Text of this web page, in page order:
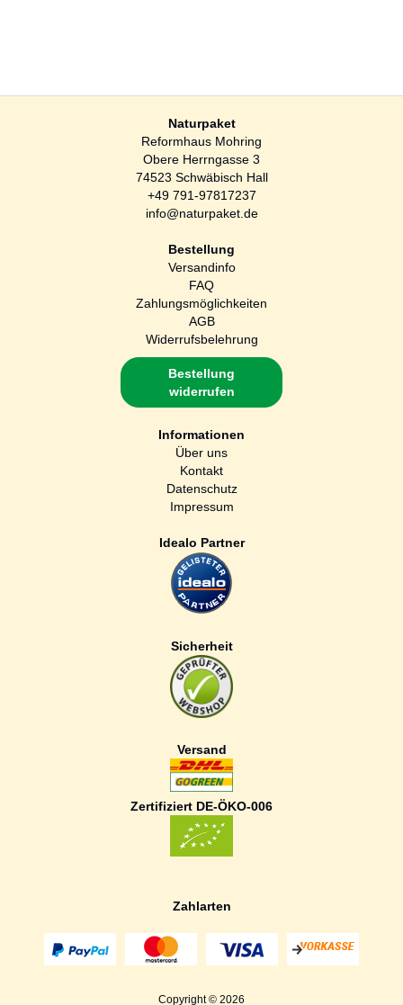
Naturpaket
Reformhaus Mohring
Obere Herrngasse 3
74523 Schwäbisch Hall
+49 791-97817237
info@naturpaket.de
Bestellung
Versandinfo
FAQ
Zahlungsmöglichkeiten
AGB
Widerrufsbelehrung
Bestellung
widerrufen
Informationen
Über uns
Kontakt
Datenschutz
Impressum
Idealo Partner
Sicherheit
Versand
Zertifiziert DE-ÖKO-006
Zahlarten
Copyright © 2026